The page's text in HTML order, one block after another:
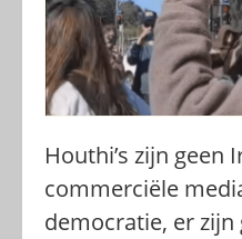
Houthi’s zijn geen
commerciële
democratie, er zijn